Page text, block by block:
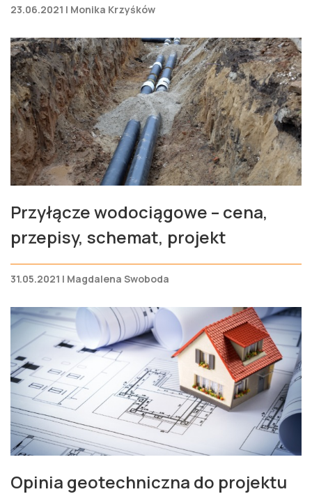
23.06.2021 | Monika Krzyśków
Przyłącze wodociągowe – cena,
przepisy, schemat, projekt
31.05.2021 | Magdalena Swoboda
Opinia geotechniczna do projektu